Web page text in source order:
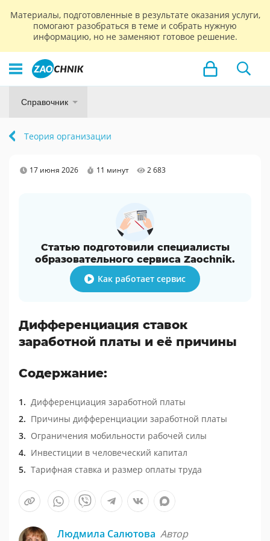
Материалы, подготовленные в результате оказания услуги,
помогают разобраться в теме и собрать нужную
информацию, но не заменяют готовое решение.
Справочник
Теория организации
17 июня 2026 11 минут 2 683
Статью подготовили специалисты
образовательного сервиса Zaochnik.
Как работает сервис
Дифференциация ставок
заработной платы и её причины
Содержание:
Дифференциация заработной платы
Причины дифференциации заработной платы
Ограничения мобильности рабочей силы
Инвестиции в человеческий капитал
Тарифная ставка и размер оплаты труда
Людмила Салютова Автор